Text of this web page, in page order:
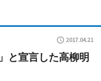
2017.04.21
と宣言した高柳明